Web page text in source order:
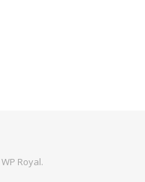
WP Royal.